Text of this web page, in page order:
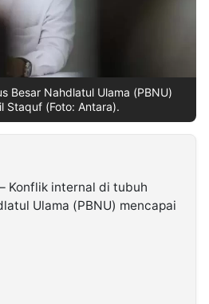
Besar Nahdlatul Ulama (PBNU)
Staquf (Foto: Antara).
– Konflik internal di tubuh
Ulama (PBNU) mencapai